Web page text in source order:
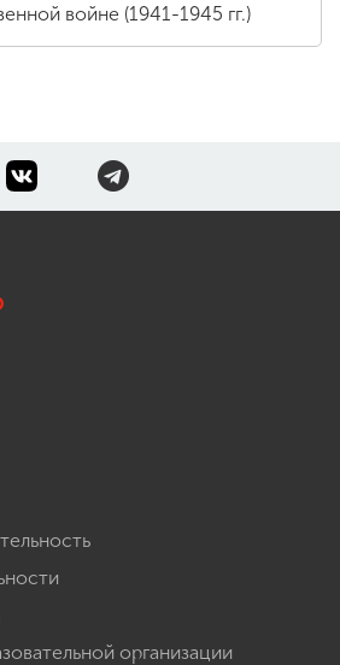
войне (1941-1945 гг.)
организации